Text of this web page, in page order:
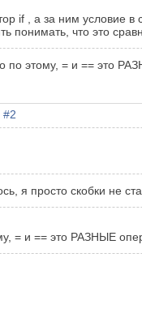
if , а за ним условие в
понимать, что это
по этому, = и == это
#2
я просто скобки не
= и == это РАЗНЫЕ